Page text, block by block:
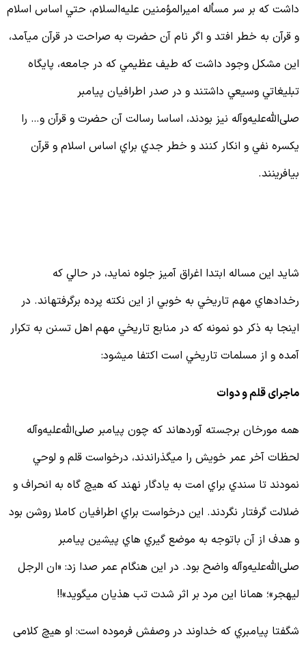
كه بر سر مسأله اميرالمؤمنين علیه‌السلام، حتي اساس اسلام
قرآن به خطر افتد و اگر نام آن حضرت به صراحت در قرآن مي‏آمد،
مشكل وجود داشت كه طيف عظيمي كه در جامعه، پايگاه
وسيعي داشتند و در صدر اطرافيان پيامبر
نيز بودند، اساسا رسالت آن حضرت و قرآن و… را
نفي و انكار كنند و خطر جدي براي اساس اسلام و قرآن
اين مساله ابتدا اغراق آميز جلوه نمايد، در حالي كه
مهم تاريخي به خوبي از اين نكته پرده برگرفته‏اند. در
به ذكر دو نمونه كه در منابع تاريخي مهم اهل تسنن به تكرار
و از مسلمات تاريخي است اكتفا مي‏شود:
قلم و دوات
مورخان برجسته آورده‏اند كه چون پيامبر صلی‌الله‌علیه‌وآله
آخر عمر خويش را مي‏گذراندند، درخواست قلم و لوحي
تا سندي براي امت به يادگار نهند كه هيچ گاه به انحراف و
گرفتار نگردند. اين درخواست براي اطرافيان كاملا روشن بود
هدف از آن باتوجه به موضع گيري هاي پيشين پيامبر
واضح بود. در اين هنگام عمر صدا زد: «ان الرجل
همانا اين مرد بر اثر شدت تب هذيان مي‏گويد»!!
پيامبري كه خداوند در وصفش فرموده است: او هیچ کلامی